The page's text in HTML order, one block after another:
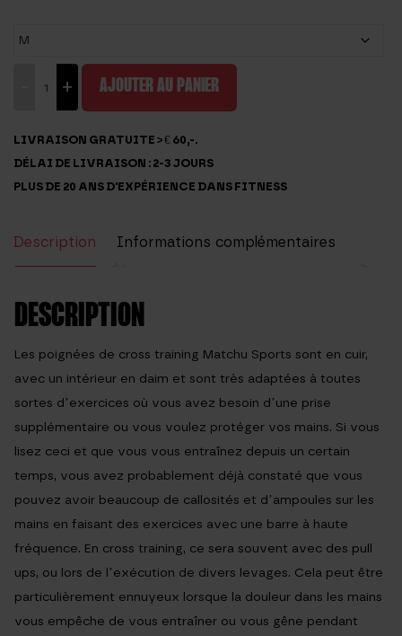
de
gymnastique
+ AJOUTER AU PANIER
LIVRAISON GRATUITE > € 60,-.
DÉLAI DE LIVRAISON : 2-3 JOURS
PLUS DE 20 ANS D'EXPÉRIENCE DANS FITNESS
Description
Informations complémentaires
DESCRIPTION
Les poignées de cross training Matchu Sports sont en cuir,
avec un intérieur en daim et sont très adaptées à toutes
sortes d’exercices où vous avez besoin d’une prise
supplémentaire ou vous voulez protéger vos mains. Si vous
lisez ceci et que vous vous entraînez depuis un certain
temps, vous avez probablement déjà constaté que vous
pouvez avoir beaucoup de callosités et d’ampoules sur les
mains en faisant des exercices avec une barre à haute
fréquence. En cross training, ce sera souvent avec des pull
ups, ou lors de l’exécution de divers levages. Cela peut être
particulièrement ennuyeux lorsque la douleur dans les mains
vous empêche de vous entraîner ou vous gêne pendant